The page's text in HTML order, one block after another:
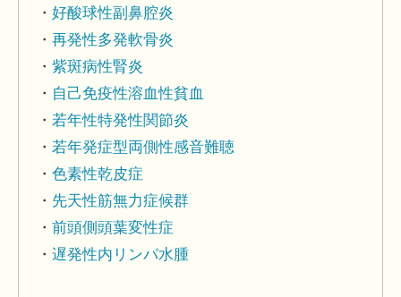
好酸球性副鼻腔炎
再発性多発軟骨炎
紫斑病性腎炎
自己免疫性溶血性貧血
若年性特発性関節炎
若年発症型両側性感音難聴
色素性乾皮症
先天性筋無力症候群
前頭側頭葉変性症
遅発性内リンパ水腫